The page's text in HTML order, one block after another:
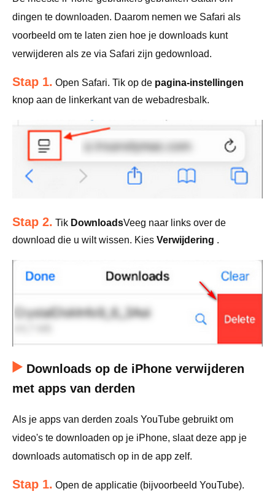
dingen te downloaden. Daarom nemen we Safari als
voorbeeld om te laten zien hoe je downloads kunt
verwijderen als ze via Safari zijn gedownload.
Stap 1. Open Safari. Tik op de pagina-instellingen
knop aan de linkerkant van de webadresbalk.
Stap 2. Tik DownloadsVeeg naar links over de
download die u wilt wissen. Kies Verwijdering .
Downloads op de iPhone verwijderen
met apps van derden
Als je apps van derden zoals YouTube gebruikt om
video's te downloaden op je iPhone, slaat deze app je
downloads automatisch op in de app zelf.
Stap 1. Open de applicatie (bijvoorbeeld YouTube).